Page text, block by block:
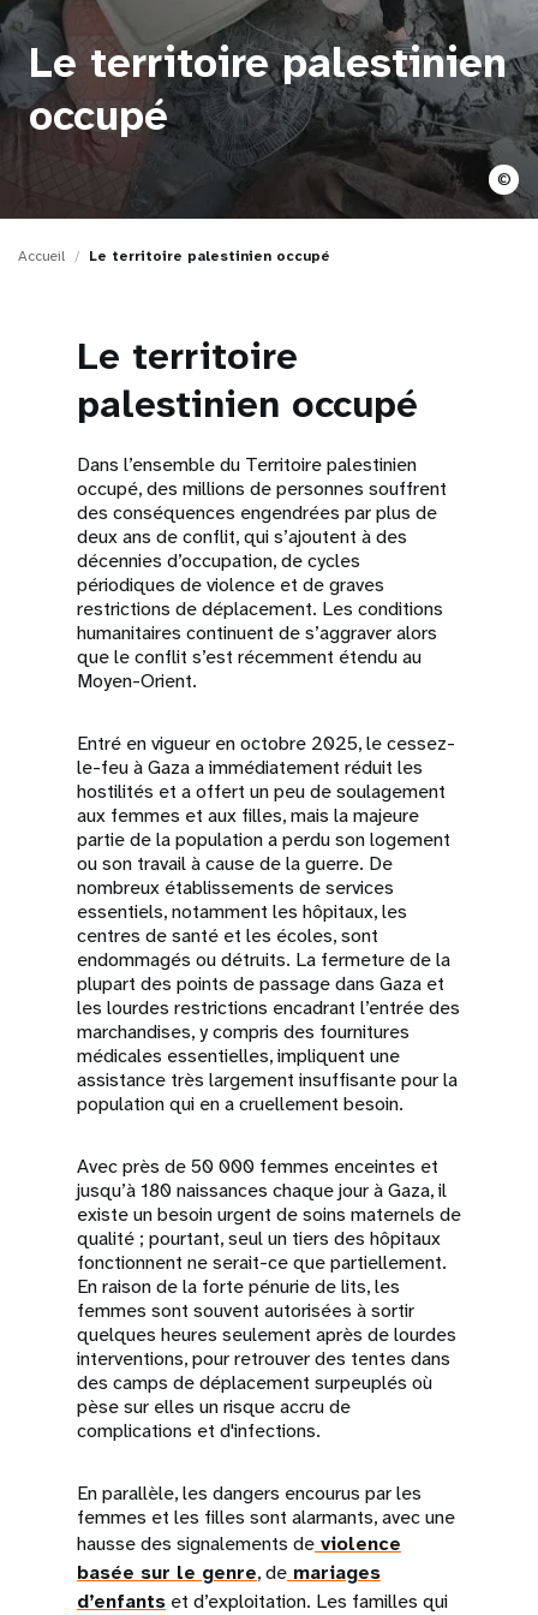
t
i
Le territoire palestinien
occupé
©
Accueil Le territoire palestinien occupé
Le territoire
palestinien occupé
Dans l’ensemble du Territoire palestinien
occupé, des millions de personnes souffrent
des conséquences engendrées par plus de
deux ans de conflit, qui s’ajoutent à des
décennies d’occupation, de cycles
périodiques de violence et de graves
restrictions de déplacement. Les conditions
humanitaires continuent de s’aggraver alors
que le conflit s’est récemment étendu au
Moyen-Orient.
Entré en vigueur en octobre 2025, le cessez-
le-feu à Gaza a immédiatement réduit les
hostilités et a offert un peu de soulagement
aux femmes et aux filles, mais la majeure
partie de la population a perdu son logement
ou son travail à cause de la guerre. De
nombreux établissements de services
essentiels, notamment les hôpitaux, les
centres de santé et les écoles, sont
endommagés ou détruits. La fermeture de la
plupart des points de passage dans Gaza et
les lourdes restrictions encadrant l’entrée des
marchandises, y compris des fournitures
médicales essentielles, impliquent une
assistance très largement insuffisante pour la
population qui en a cruellement besoin.
Avec près de 50 000 femmes enceintes et
jusqu’à 180 naissances chaque jour à Gaza, il
existe un besoin urgent de soins maternels de
qualité ; pourtant, seul un tiers des hôpitaux
fonctionnent ne serait-ce que partiellement.
En raison de la forte pénurie de lits, les
femmes sont souvent autorisées à sortir
quelques heures seulement après de lourdes
interventions, pour retrouver des tentes dans
des camps de déplacement surpeuplés où
pèse sur elles un risque accru de
complications et d'infections.
En parallèle, les dangers encourus par les
femmes et les filles sont alarmants, avec une
hausse des signalements de violence
basée sur le genre, de mariages
d’enfants et d’exploitation. Les familles qui